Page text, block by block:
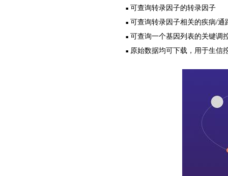
■ 可查询转录因子的转录因子
■ 可查询转录因子相关的疾病/通
■ 可查询一个基因列表的关键调
■ 原始数据均可下载，用于生信